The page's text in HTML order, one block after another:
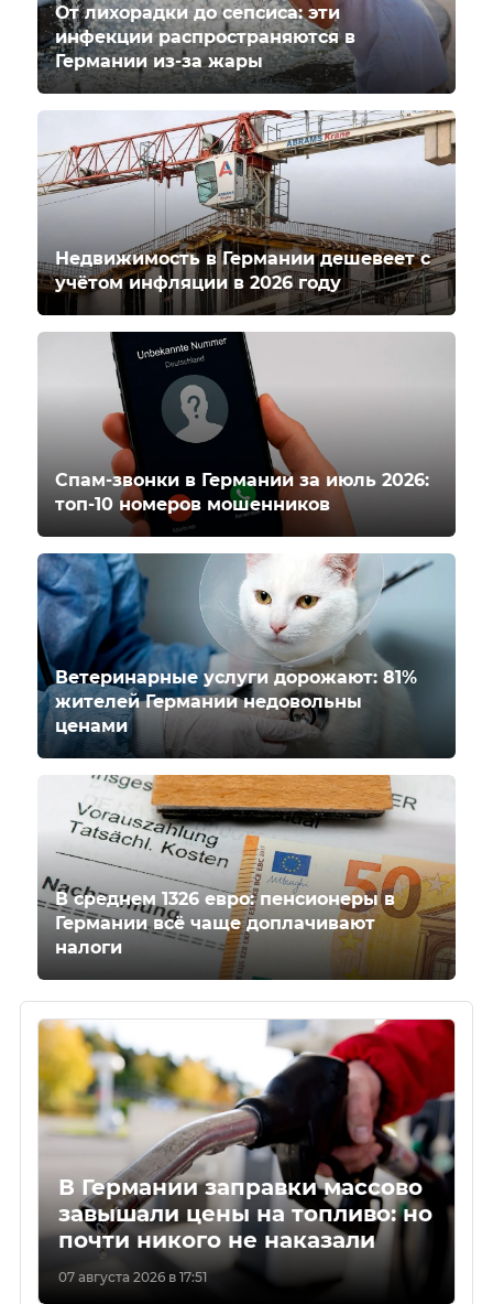
От лихорадки до сепсиса: эти
инфекции распространяются в
Германии из-за жары
Недвижимость в Германии дешевеет с
учётом инфляции в 2026 году
Спам-звонки в Германии за июль 2026:
топ-10 номеров мошенников
Ветеринарные услуги дорожают: 81%
жителей Германии недовольны
ценами
В среднем 1326 евро: пенсионеры в
Германии всё чаще доплачивают
налоги
В Германии заправки массово
завышали цены на топливо: но
почти никого не наказали
07 августа 2026 в 17:51